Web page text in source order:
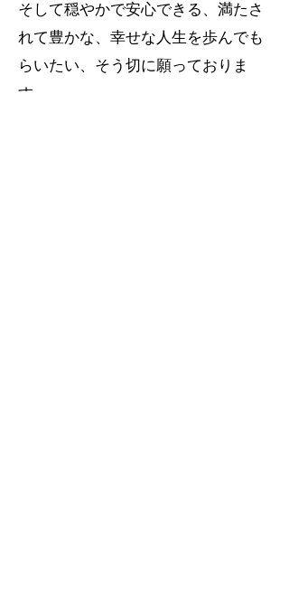
そして穏やかで安心できる、満たさ
れて豊かな、幸せな人生を歩んでも
らいたい、そう切に願っておりま
す。